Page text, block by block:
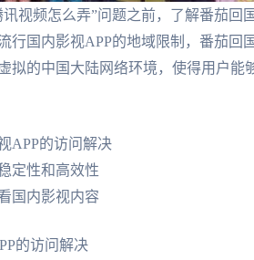
视频怎么弄”问题之前，了解番茄回
行国内影视APP的地域限制，番茄回
拟的中国大陆网络环境，使得用户能
APP的访问解决
定性和高效性
国内影视内容
的访问解决